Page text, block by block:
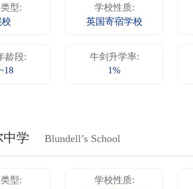
型:
学校性质:
英国寄宿学校
龄段:
牛剑升学率:
1%
中学 Blundell’s School
型:
学校性质: